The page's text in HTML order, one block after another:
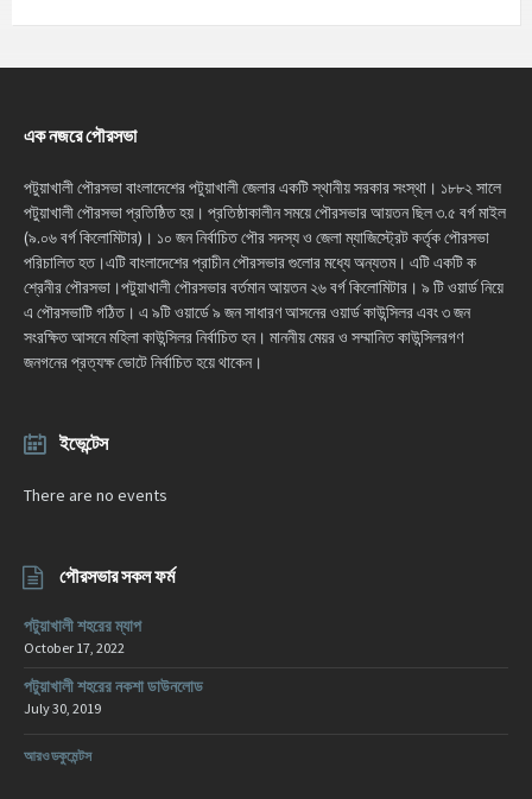
এক নজরে পৌরসভা
পটুয়াখালী পৌরসভা বাংলাদেশের পটুয়াখালী জেলার একটি স্থানীয় সরকার সংস্থা। ১৮৮২ সালে
পটুয়াখালী পৌরসভা প্রতিষ্ঠিত হয়। প্রতিষ্ঠাকালীন সময়ে পৌরসভার আয়তন ছিল ৩.৫ বর্গ মাইল
(৯.০৬ বর্গ কিলোমিটার)। ১০ জন নির্বাচিত পৌর সদস্য ও জেলা ম্যাজিস্ট্রেট কর্তৃক পৌরসভা
পরিচালিত হত।এটি বাংলাদেশের প্রাচীন পৌরসভার গুলোর মধ্যে অন্যতম। এটি একটি ক
শ্রেনীর পৌরসভা।পটুয়াখালী পৌরসভার বর্তমান আয়তন ২৬ বর্গ কিলোমিটার। ৯ টি ওয়ার্ড নিয়ে
এ পৌরসভাটি গঠিত। এ ৯টি ওয়ার্ডে ৯ জন সাধারণ আসনের ওয়ার্ড কাউন্সিলর এবং ৩ জন
সংরক্ষিত আসনে মহিলা কাউন্সিলর নির্বাচিত হন। মাননীয় মেয়র ও সম্মানিত কাউন্সিলরগণ
জনগনের প্রত্যক্ষ ভোটে নির্বাচিত হয়ে থাকেন।
ইভেন্টেস
There are no events
পৌরসভার সকল ফর্ম
পটুয়াখালী শহরের ম্যাপ
October 17, 2022
পটুয়াখালী শহরের নকশা ডাউনলোড
July 30, 2019
আরও ডকুমেন্টস